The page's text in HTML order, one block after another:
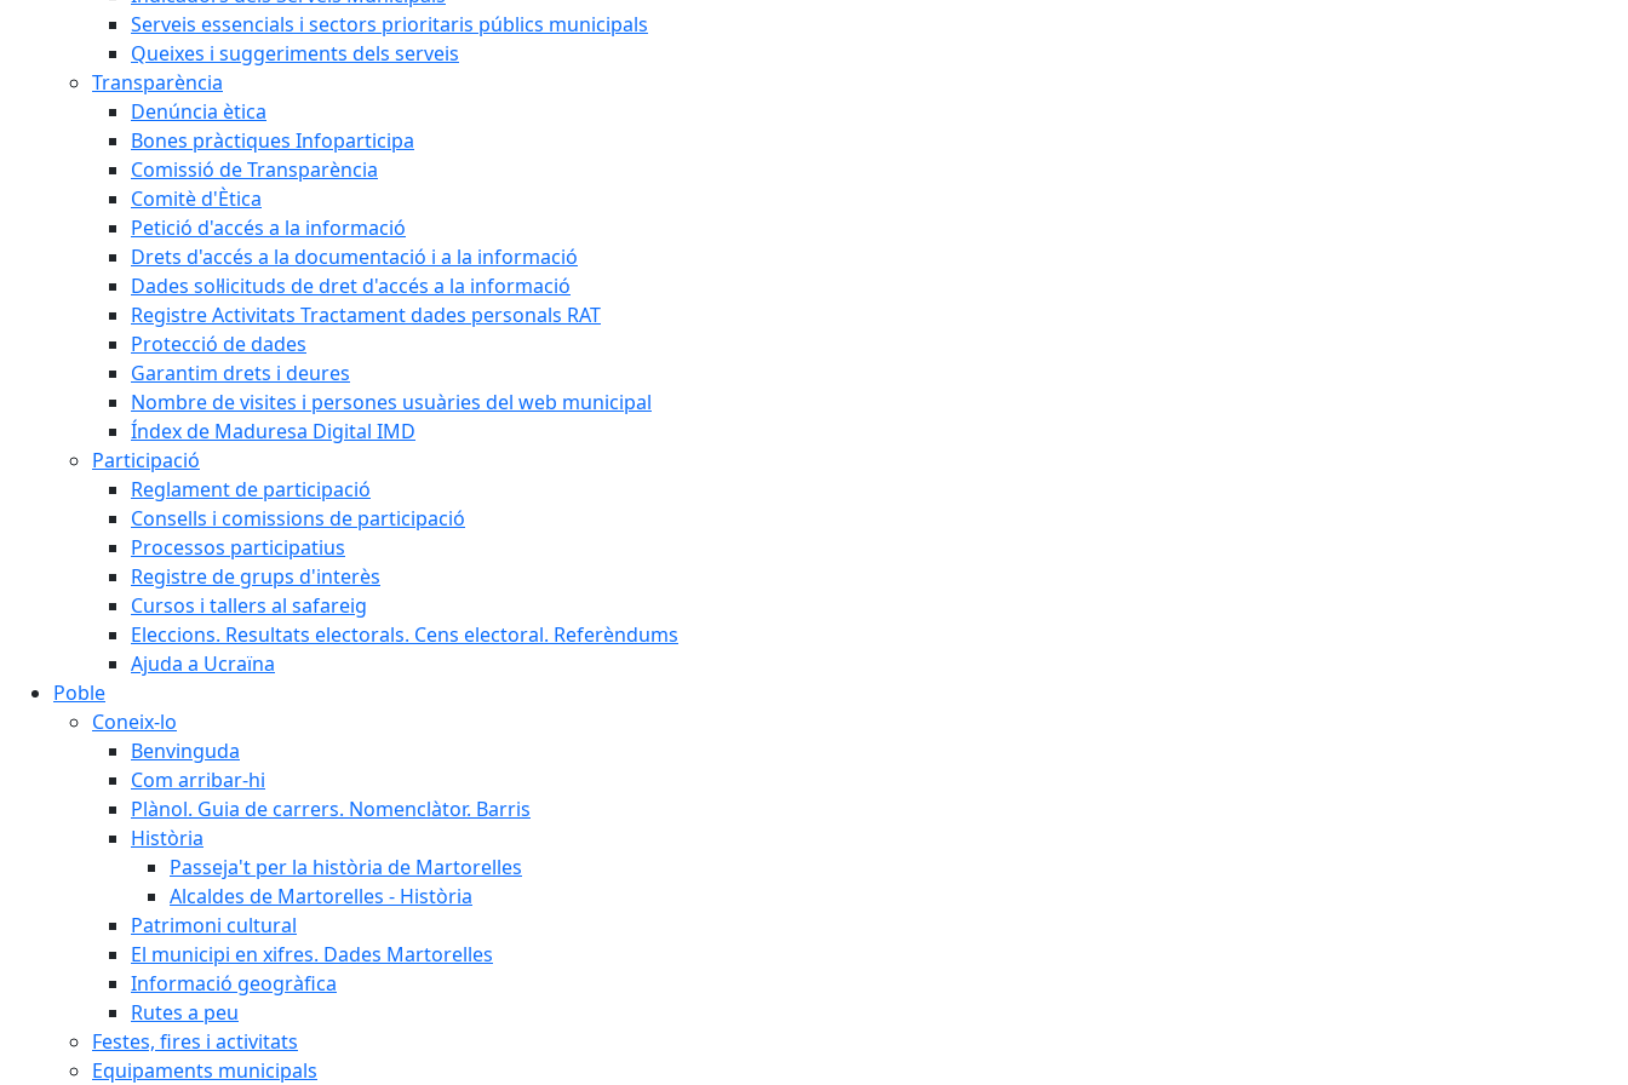
Serveis essencials i sectors prioritaris públics municipals
Queixes i suggeriments dels serveis
Transparència
Denúncia ètica
Bones pràctiques Infoparticipa
Comissió de Transparència
Comitè d'Ètica
Petició d'accés a la informació
Drets d'accés a la documentació i a la informació
Dades sol·licituds de dret d'accés a la informació
Registre Activitats Tractament dades personals RAT
Protecció de dades
Garantim drets i deures
Nombre de visites i persones usuàries del web municipal
Índex de Maduresa Digital IMD
Participació
Reglament de participació
Consells i comissions de participació
Processos participatius
Registre de grups d'interès
Cursos i tallers al safareig
Eleccions. Resultats electorals. Cens electoral. Referèndums
Ajuda a Ucraïna
Poble
Coneix-lo
Benvinguda
Com arribar-hi
Plànol. Guia de carrers. Nomenclàtor. Barris
Història
Passeja't per la història de Martorelles
Alcaldes de Martorelles - Història
Patrimoni cultural
El municipi en xifres. Dades Martorelles
Informació geogràfica
Rutes a peu
Festes, fires i activitats
Equipaments municipals